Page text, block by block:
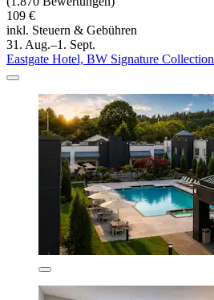
109 €
inkl. Steuern & Gebühren
31. Aug.–1. Sept.
Eastgate Hotel, BW Signature Collection